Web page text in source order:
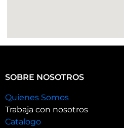
SOBRE NOSOTROS
Quienes Somos
Trabaja con nosotros
Catalogo